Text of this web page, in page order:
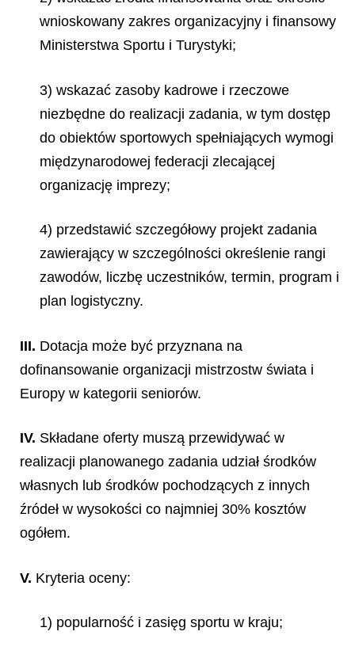
wnioskowany zakres organizacyjny i finansowy
Ministerstwa Sportu i Turystyki;
3) wskazać zasoby kadrowe i rzeczowe
niezbędne do realizacji zadania, w tym dostęp
do obiektów sportowych spełniających wymogi
międzynarodowej federacji zlecającej
organizację imprezy;
4) przedstawić szczegółowy projekt zadania
zawierający w szczególności określenie rangi
zawodów, liczbę uczestników, termin, program i
plan logistyczny.
III. Dotacja może być przyznana na
dofinansowanie organizacji mistrzostw świata i
Europy w kategorii seniorów.
IV. Składane oferty muszą przewidywać w
realizacji planowanego zadania udział środków
własnych lub środków pochodzących z innych
źródeł w wysokości co najmniej 30% kosztów
ogółem.
V. Kryteria oceny:
1) popularność i zasięg sportu w kraju;